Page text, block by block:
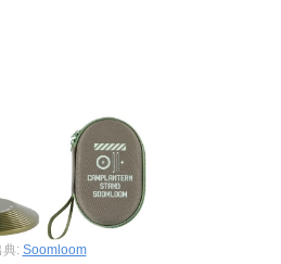
典: Soomloom